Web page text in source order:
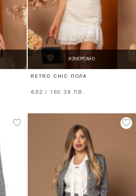
ИЗЧЕРПАНО
RETRO CHIC ПОЛА
€82 / 160.38 ЛВ.